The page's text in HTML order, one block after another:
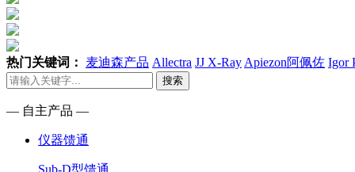
热门关键词： 麦迪森产品 Allectra JJ X-Ray Apiezon阿佩佐 Igor
搜索
— 自主产品 —
仪器馈通
Sub-D型馈通